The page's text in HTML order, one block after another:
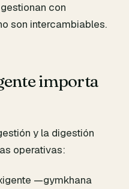
con
son intercambiables.
importa
y la digestión
operativas:
—gymkhana